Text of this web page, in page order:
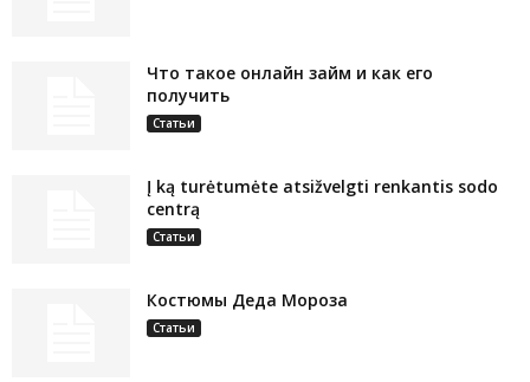
Что такое онлайн займ и как его
получить
Статьи
Į ką turėtumėte atsižvelgti renkantis sodo
centrą
Статьи
Костюмы Деда Мороза
Статьи